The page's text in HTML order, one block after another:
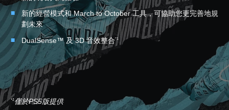
新的經營模式和 March to October 工具，可協助您更完善地規
劃未來
DualSense™ 及 3D 音效整合*1
*1 僅於PS5版提供